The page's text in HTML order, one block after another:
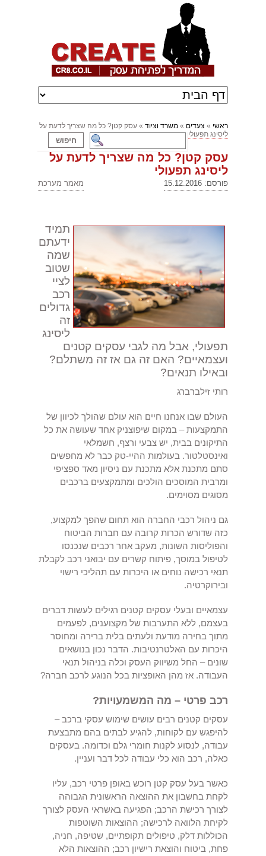
ראשי » צעדים » משרד וציוד » עסק קטן? כל מה שצריך לדעת על
ליסינג תפעולי
עסק קטן? כל מה שצריך לדעת על
ליסינג תפעולי
מאמר מערכת פורסם: 15.12.2016
תמיד
ידעתם
שמה
שטוב
לציי
רכב
גדולים
זה
ליסינג
תפעולי, אבל מה לגבי עסקים קטנים
ועצמאיים? האם זה גם אז זה משתלם?
ובאילו תנאים?
רותי זילברברג
העולם שבו אנחנו חיים הוא עולם שהולך לכיוון של
התמקצעות – במקום שיפוצניק אחד שעושה את כל
התיקונים בבית, יש צבעי ורצף, חשמלאי
ואינסטלטור. בעולמות ההיי-טק כבר לא מחפשים
סתם מתכנת אלא מתכנת עם ניסיון מאד ספציפי
ומרבית המוסכים הולכים ומתמקצעים ברכבים
מסוגים מסוימים.
גם ניהול רכבי החברה הוא תחום שהפך למקצוע,
כזה שדורש הכרות קרובה עם חברות הביטוח
והפוליסות השונות, מעקב אחר רכבים שנכנסו
לטיפול במוסך, פיתוח קשרים עם יבואני רכב לקבלת
תנאי רכישה נוחים או היכרות עם תהליכי רישוי
ובירוקרטיה.
עצמאיים ובעלי עסקים קטנים רגילים לעשות דברים
בעצמם, ללא התערבות של מקצוענים, לפעמים
מתוך בחירה מודעת ולעתים בלית ברירה ומחוסר
היכרות עם האלטרנטיבות. הדבר נכון בנושאים
שונים – החל משיווק העסק וכלה בניהול תנאי
העבודה. אז מהן האופציות בכל הנוגע לרכב חברה?
רכב פרטי – מה המשמעויות?
עסקים קטנים רבים עושים שימוש עסקי ברכב –
להיפגש עם לקוחות, להגיע לבתים בהם מתבצעת
עבודה, לנסוע לקנות חומרי גלם וכדומה. בעסקים
כאלה, רכב הוא כלי עבודה לכל דבר ועניין.
כאשר בעל עסק קטן רוכש באופן פרטי רכב, עליו
לקחת בחשבון את ההוצאה הראשונית הגבוהה
לצורך רכישת הרכב; הפגיעה באשראי העסק לצורך
לקיחת הלוואה לרכישה; ההוצאות השוטפות
הכוללות דלק, טיפולים תקופתיים, שטיפה, חניה,
פחת, ביטוח והוצאת רישיון רכב; ההוצאות הלא